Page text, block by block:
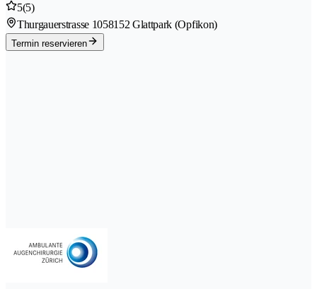
5(5)
Thurgauerstrasse 1058152 Glattpark (Opfikon)
Termin reservieren